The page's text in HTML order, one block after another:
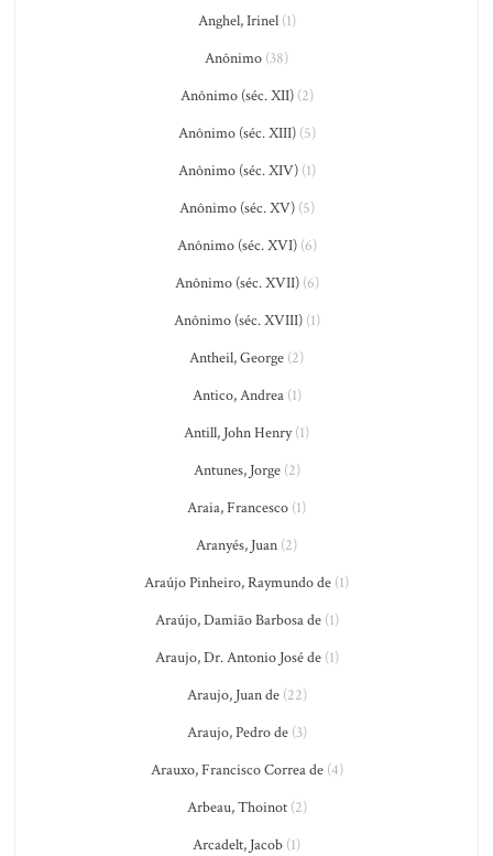
Anghel, Irinel(1)
Anônimo (38)
Anônimo (séc. XII)(2)
Anônimo (séc. XIII)(5)
Anônimo (séc. XIV)(1)
Anônimo (séc. XV)(5)
Anônimo (séc. XVI)(6)
Anônimo (séc. XVII)(6)
Anônimo (séc. XVIII)(1)
Antheil, George (2)
Antico, Andrea(1)
Antill, John Henry(1)
Antunes, Jorge(2)
Araia, Francesco (1)
Aranyés, Juan (2)
Araújo Pinheiro, Raymundo de (1)
Araújo, Damião Barbosa de(1)
Araujo, Dr. Antonio José de(1)
Araujo, Juan de(22)
Araujo, Pedro de(3)
Arauxo, Francisco Correa de(4)
Arbeau, Thoinot(2)
Arcadelt, Jacob (1)